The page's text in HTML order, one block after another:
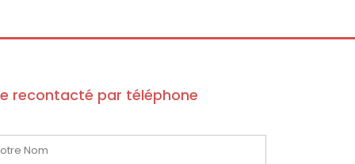
recontacté par téléphone